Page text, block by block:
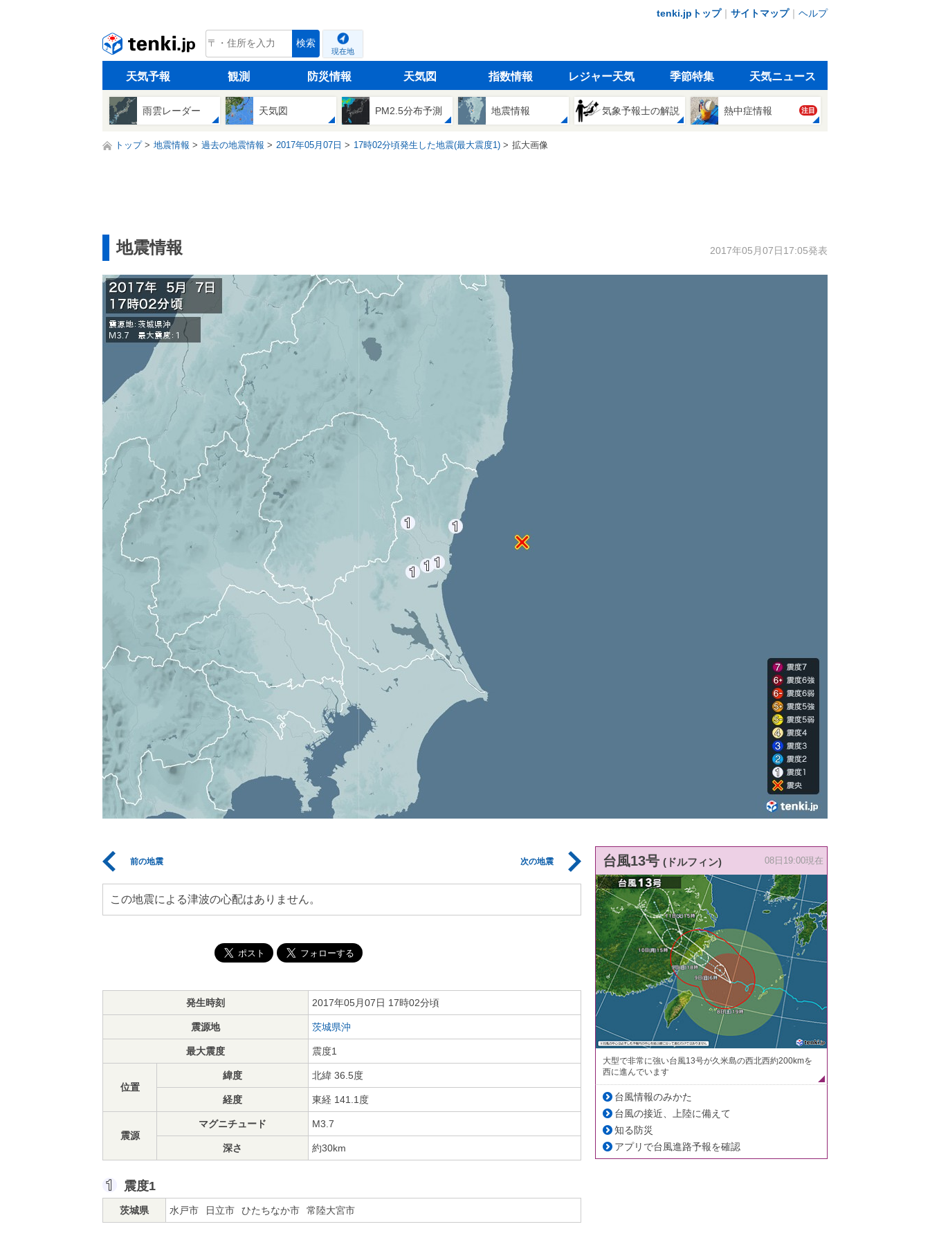
tenki.jpトップ｜ サイトマップ｜ ヘルプ
tenki.jp 検索
現在地
天気予報 観測 防災情報 天気図 指数情報 レジャー天気 季節特集 天気ニュース
雨雲レーダー 天気図 PM2.5分布予測 地震情報 気象予報士の解説 熱中症情報 注目
トップ 地震情報 過去の地震情報 2017年05月07日 17時02分頃発生した地震(最大震度1) 拡大画像
地震情報 2017年05月07日17:05発表
前の地震 次の地震
この地震による津波の心配はありません。
発生時刻 2017年05月07日 17時02分頃
震源地 茨城県沖
最大震度 震度1
位置
緯度 北緯 36.5度
経度 東経 141.1度
震源
マグニチュード M3.7
深さ 約30km
震度1
茨城県 水戸市 日立市 ひたちなか市 常陸大宮市
台風13号 (ドルフィン) 08日19:00現在
大型で非常に強い台風13号が久米島の西北西約200kmを
西に進んでいます
台風情報のみかた
台風の接近、上陸に備えて
知る防災
アプリで台風進路予報を確認